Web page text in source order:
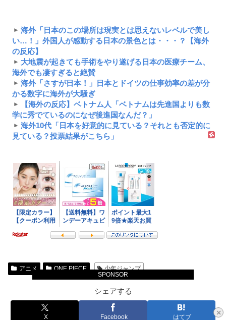
×
SPONSOR
海外「日本のこの場所は現実とは思えないレベルで美し
い…！」外国人が感動する日本の景色とは・・・？【海外
の反応】
大地震が起きても手術をやり遂げる日本の医療チーム、
海外でも凄すぎると絶賛
海外「さすが日本！」日本とドイツの仕事効率の差が分
かる数字に海外が大騒ぎ
【海外の反応】ベトナム人「ベトナムは先進国よりも数
学に秀でているのになぜ後進国なんだ？」
海外10代「日本を好意的に見ている？それとも否定的に
見ている？投票結果がこちら」
アニメ ONE PIECE 少年ジャンプ
シェアする
X Facebook はてブ